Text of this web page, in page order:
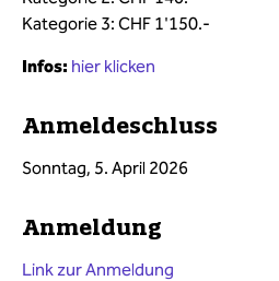
Kategorie 3: CHF 1'150.-
Infos: hier klicken
Anmeldeschluss
Sonntag, 5. April 2026
Anmeldung
Link zur Anmeldung